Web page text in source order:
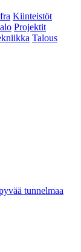
Kiinteistöt
Projektit
Talous
tunnelmaa